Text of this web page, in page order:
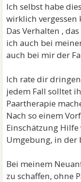
Ich selbst habe
wirklich vergessen
Das Verhalten ,
ich auch bei
auch bei mir der
Ich rate dir
jedem Fall solltet
Paartherapie
Nach so einem
Einschätzung
Umgebung, in der
Bei meinem
zu schaffen, ohne